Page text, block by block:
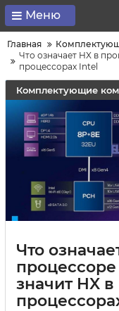
Меню
Главная
Что означает HX в
процессорах Intel
Комплектующие
Что
значит HX в